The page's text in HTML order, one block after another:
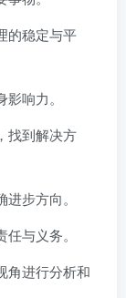
的稳定与平
响力。
找到解决方
步方向。
与义务。
角进行分析和